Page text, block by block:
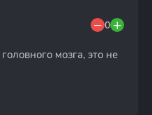
0
мозга, это не